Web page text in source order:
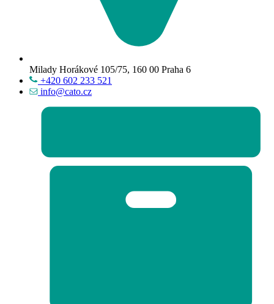
Milady Horákové 105/75, 160 00 Praha 6
+420 602 233 521
info@cato.cz